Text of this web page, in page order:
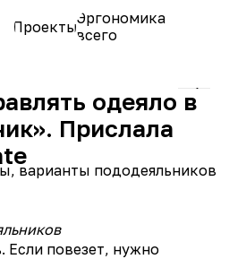
ПроектыЭргономика
всего
одеяло в
Прислала
варианты пододеяльников
Если повезет, нужно